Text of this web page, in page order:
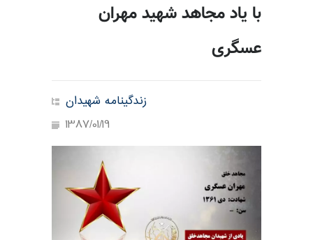
با یاد مجاهد شهید مهران
عسگری
زندگینامه شهیدان
1387/01/19